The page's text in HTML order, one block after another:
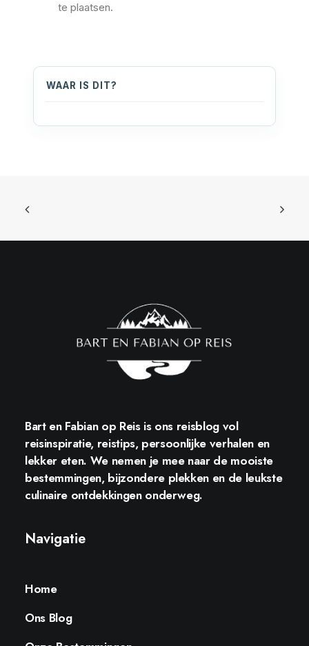
te plaatsen.
WAAR IS DIT?
Bart en Fabian op Reisis ons reisblog vol
reisinspiratie, reistips, persoonlijke verhalen en
lekker eten. We nemen je mee naar de mooiste
bestemmingen, bijzondere plekken en de leukste
culinaire ontdekkingen onderweg.
Navigatie
Home
Ons Blog